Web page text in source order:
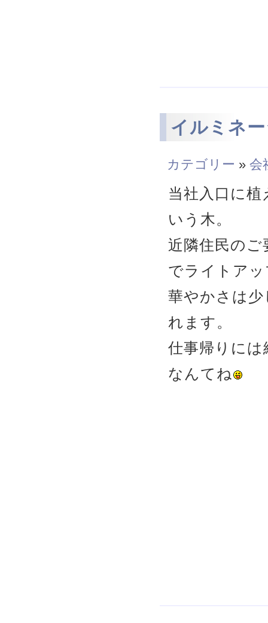
イルミネ
カテゴリー » 会
当社入口に
いう木。
近隣住民のご
でライトア
華やかさは
れます。
仕事帰りに
なんてね